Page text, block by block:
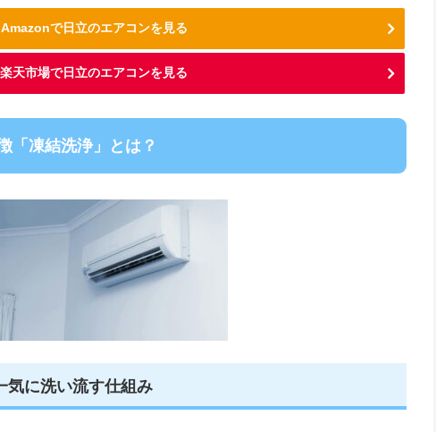
Amazonで日立のエアコンを見る
楽天市場で日立のエアコンを見る
「凍結洗浄」とは？
気に洗い流す仕組み